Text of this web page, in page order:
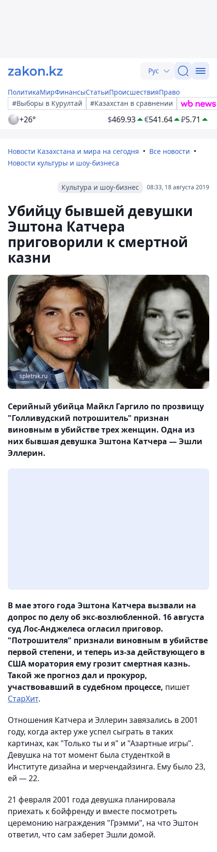
Рус
ПолитикаМирФинансыСтатьиПроисшествияПраво
#Выборы в Курултай
#Казахстан в сравнении
+26° $469.93 €541.64 ₽5.71
Новости Казахстана и мира на сегодня
Все новости
Новости культуры и шоу-бизнеса
08:33, 18 августа 2019
Культура и шоу-бизнес
Убийцу бывшей девушки
Эштона Катчера
приговорили к смертной
казни
spletnik.ru
Серийный убийца Майкл Гаргило по прозвищу
"Голливудский потрошитель" признан
виновным в убийстве трех женщин. Одна из
них бывшая девушка Эштона Катчера — Эшли
Эллерин.
В мае этого года Эштона Катчера вызвали на
допрос по делу об экс-возлюбленной. 16 августа
суд Лос-Анджелеса огласил приговор.
"Потрошителя" признали виновным в убийстве
первой степени, и теперь из-за действующего в
США моратория ему грозит смертная казнь.
Такой же прогноз дал и прокурор,
участвовавший в судебном процессе, пишет
СтарХит.
Отношения Катчера и Эллерин завязались в 2001
году, когда актер уже успел сыграть в таких
картинах, как "Только ты и я" и "Азартные игры".
Девушка на тот момент была студенткой в
Институте дизайна и мерчендайзинга. Ему было 23,
ей — 22.
21 февраля 2001 года девушка планировала
приехать к бойфренду и вместе посмотреть
церемонию награждения "Грэмми", на что Эштон
ответил, что сам заберет Эшли домой.